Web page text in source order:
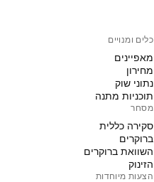
כלים ומנויים
מאפיינים
מחירון
נתוני שוק
תוכניות מתנה
מסחר
סקירה כללית
ברוקרים
השוואת ברוקרים
הזינוק
הצעות מיוחדות